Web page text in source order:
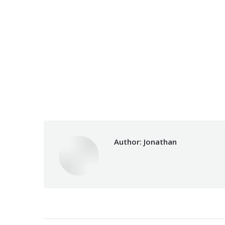
Author: Jonathan